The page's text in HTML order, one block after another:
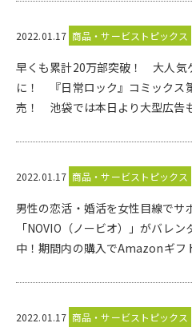
2022.01.17 商品・サービストピックス
早くも累計20万部突破！ 大人気
に！ 『日常ロック』コミック
売！ 池袋では本日より大型広告
2022.01.17 商品・サービストピックス
男性の恋活・婚活を女性目線でサ
「NOVIO（ノービオ）」がバレ
中！期間内の購入でAmazonギフ
2022.01.17 商品・サービストピックス